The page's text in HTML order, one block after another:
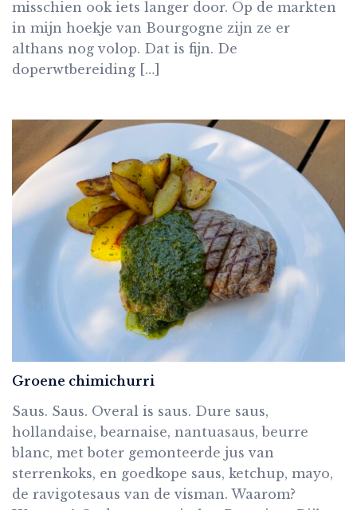
misschien ook iets langer door. Op de markten
in mijn hoekje van Bourgogne zijn ze er
althans nog volop. Dat is fijn. De
doperwtbereiding […]
Groene chimichurri
Saus. Saus. Overal is saus. Dure saus,
hollandaise, bearnaise, nantuasaus, beurre
blanc, met boter gemonteerde jus van
sterrenkoks, en goedkope saus, ketchup, mayo,
de ravigotesaus van de visman. Waarom?